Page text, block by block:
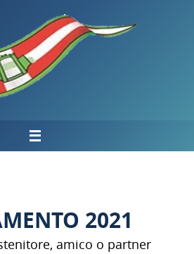
2021
amico o partner